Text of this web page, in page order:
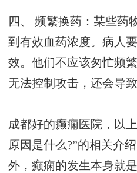
四、 频繁换药：某些药
到有效血药浓度。病人
效。他们不应该匆忙频
无法控制攻击，还会导
成都好的癫痫医院，以
原因是什么?”的相关介
外，癫痫的发生本身就